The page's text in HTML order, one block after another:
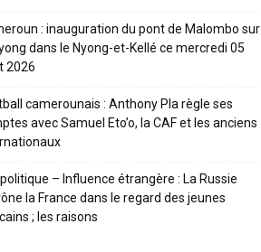
: inauguration du pont de Malombo sur
dans le Nyong-et-Kellé ce mercredi 05
2026
camerounais : Anthony Pla règle ses
avec Samuel Eto’o, la CAF et les anciens
– Influence étrangère : La Russie
la France dans le regard des jeunes
; les raisons